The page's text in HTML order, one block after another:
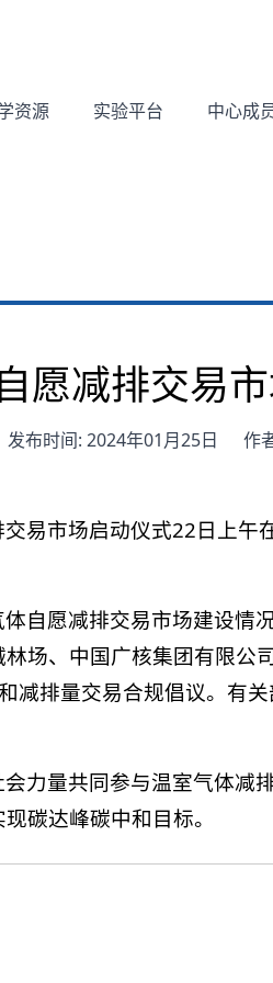
资源 实验平台 中心成
愿减排交易
发布时间: 2024年01月25日 作
交易市场启动仪式22日上
自愿减排交易市场建设
场、中国广核集团有限
减排量交易合规倡议。有
力量共同参与温室气体
碳达峰碳中和目标。